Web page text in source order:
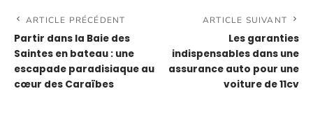
ARTICLE PRÉCÉDENT
Partir dans la Baie des
Saintes en bateau : une
escapade paradisiaque au
cœur des Caraïbes
ARTICLE SUIVANT
Les garanties
indispensables dans une
assurance auto pour une
voiture de 11cv